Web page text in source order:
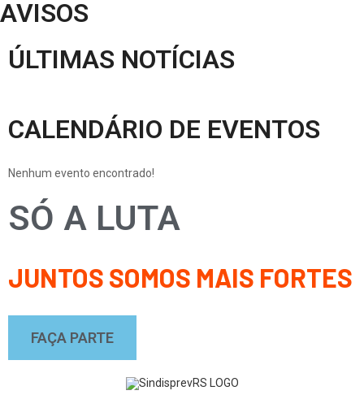
AVISOS
ÚLTIMAS NOTÍCIAS
CALENDÁRIO DE EVENTOS
Nenhum evento encontrado!
SÓ A LUTA
JUNTOS SOMOS MAIS FORTES
FAÇA PARTE